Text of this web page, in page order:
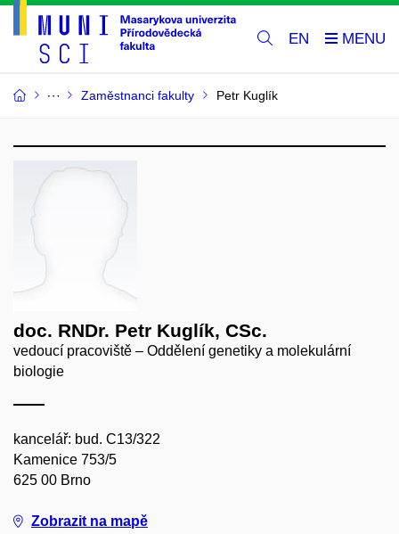
EN
Zaměstnanci fakulty Petr Kuglík
doc. RNDr. Petr Kuglík, CSc.
vedoucí pracoviště – Oddělení genetiky a molekulární
biologie
kancelář: bud. C13/322
Kamenice 753/5
625 00 Brno
Zobrazit na mapě